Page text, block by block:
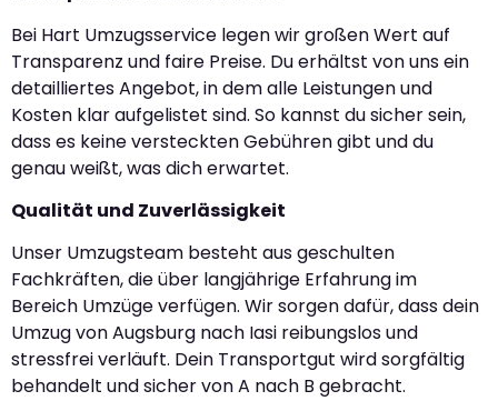
Bei Hart Umzugsservice legen wir großen Wert auf
Transparenz und faire Preise. Du erhältst von uns ein
detailliertes Angebot, in dem alle Leistungen und
Kosten klar aufgelistet sind. So kannst du sicher sein,
dass es keine versteckten Gebühren gibt und du
genau weißt, was dich erwartet.
Qualität und Zuverlässigkeit
Unser Umzugsteam besteht aus geschulten
Fachkräften, die über langjährige Erfahrung im
Bereich Umzüge verfügen. Wir sorgen dafür, dass dein
Umzug von Augsburg nach Iasi reibungslos und
stressfrei verläuft. Dein Transportgut wird sorgfältig
behandelt und sicher von A nach B gebracht.